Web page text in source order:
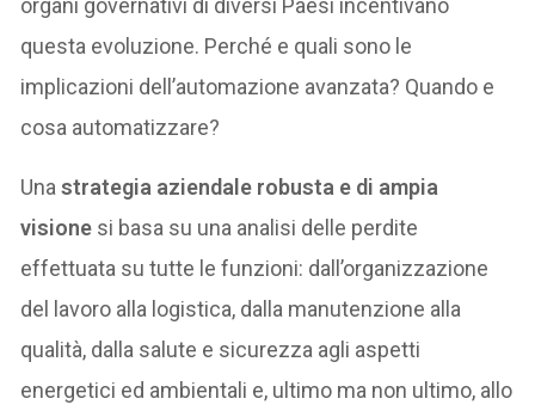
organi governativi di diversi Paesi incentivano
questa evoluzione. Perché e quali sono le
implicazioni dell’automazione avanzata? Quando e
cosa automatizzare?
Unastrategia aziendale robusta e di ampia
visione si basa su una analisi delle perdite
effettuata su tutte le funzioni: dall’organizzazione
del lavoro alla logistica, dalla manutenzione alla
qualità, dalla salute e sicurezza agli aspetti
energetici ed ambientali e, ultimo ma non ultimo, allo